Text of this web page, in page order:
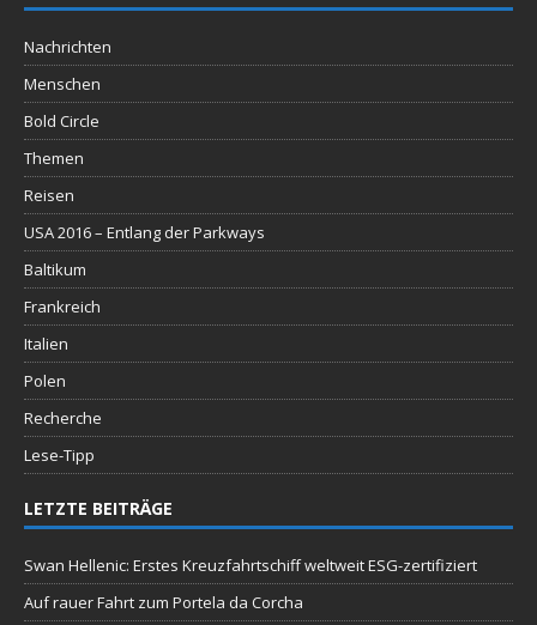
Nachrichten
Menschen
Bold Circle
Themen
Reisen
USA 2016 – Entlang der Parkways
Baltikum
Frankreich
Italien
Polen
Recherche
Lese-Tipp
LETZTE BEITRÄGE
Swan Hellenic: Erstes Kreuzfahrtschiff weltweit ESG-zertifiziert
Auf rauer Fahrt zum Portela da Corcha